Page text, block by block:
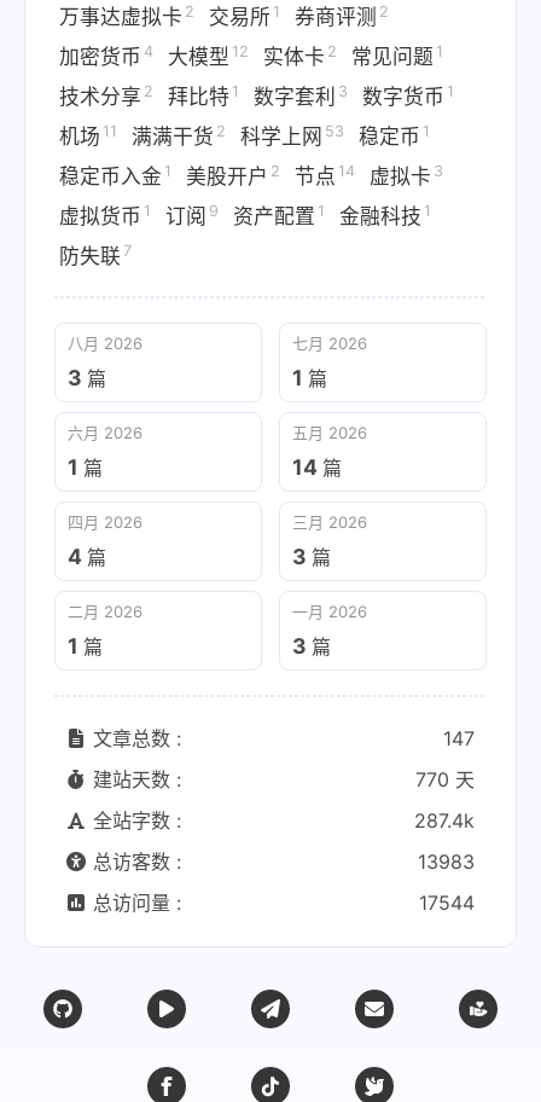
万事达虚拟卡 2 交易所 1 券商评测 2
加密货币 4 大模型 12 实体卡 2 常见问题 1
技术分享 2 拜比特 1 数字套利 3 数字货币 1
机场 11 满满干货 2 科学上网 53 稳定币 1
稳定币入金 1 美股开户 2 节点 14 虚拟卡 3
虚拟货币 1 订阅 9 资产配置 1 金融科技 1
防失联 7
八月 2026
3 篇
七月 2026
1 篇
六月 2026
1 篇
五月 2026
14 篇
四月 2026
4 篇
三月 2026
3 篇
二月 2026
1 篇
一月 2026
3 篇
文章总数 :
147
建站天数 :
770 天
全站字数 :
287.4k
总访客数 :
13983
总访问量 :
17544